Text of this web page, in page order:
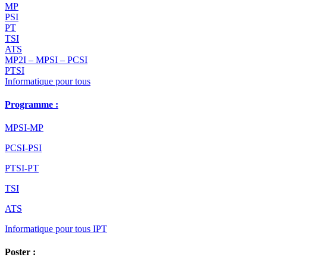
MP
PSI
PT
TSI
ATS
MP2I – MPSI – PCSI
PTSI
Informatique pour tous
Programme :
MPSI-MP
PCSI-PSI
PTSI-PT
TSI
ATS
Informatique pour tous IPT
Poster :